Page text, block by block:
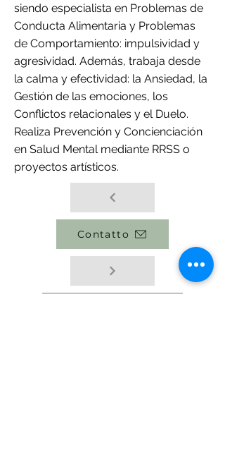
siendo especialista en Problemas de
Conducta Alimentaria y Problemas
de Comportamiento: impulsividad y
agresividad. Además, trabaja desde
la calma y efectividad: la Ansiedad, la
Gestión de las emociones, los
Conflictos relacionales y el Duelo.
Realiza Prevención y Concienciación
en Salud Mental mediante RRSS o
proyectos artísticos.
Contatto